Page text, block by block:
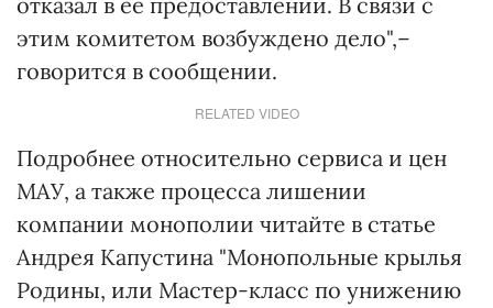
этим комитетом возбуждено дело",–
говорится в сообщении.
RELATED VIDEO
Подробнее относительно сервиса и цен
МАУ, а также процесса лишении
компании монополии читайте в статье
Андрея Капустина "Монопольные крылья
Родины, или Мастер-класс по унижению